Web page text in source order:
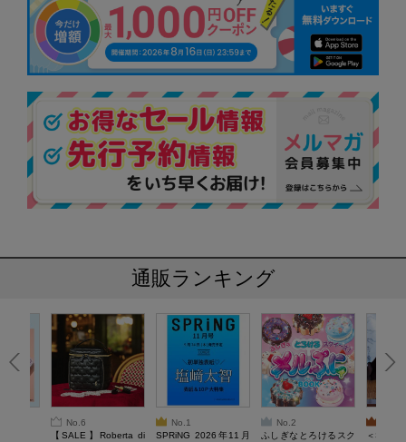
通販ランキング
No.6
【SALE】Roberta di
No.1
SPRiNG 2026年11月
No.2
ふしぎなとろけるスク
＜SALE